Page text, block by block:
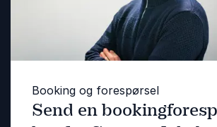
Booking og forespørsel
Send en